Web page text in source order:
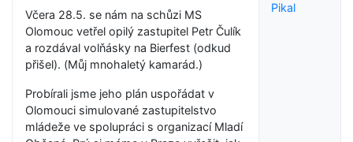
Včera 28.5. se nám na schůzi MS
Olomouc vetřel opilý zastupitel Petr Čulík
a rozdával volňásky na Bierfest (odkud
přišel). (Můj mnohaletý kamarád.)
Probírali jsme jeho plán uspořádat v
Olomouci simulované zastupitelstvo
mládeže ve spolupráci s organizací Mladí
Pikal